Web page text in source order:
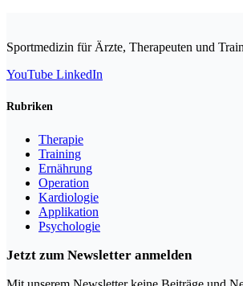
Sportmedizin für Ärzte, Therapeuten und
YouTube LinkedIn
Rubriken
Therapie
Training
Ernährung
Operation
Kardiologie
Applikation
Psychologie
Jetzt zum Newsletter anmelden